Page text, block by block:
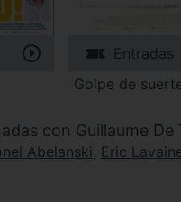
Entradas
Golpe de
con Guillaume De
Abelanski, Eric